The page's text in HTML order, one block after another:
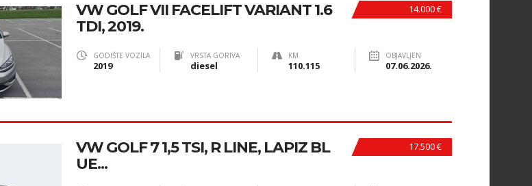
14.000 €
VW GOLF VII FACELIFT VARIANT 1.6
TDI, 2019.
GODIŠTE VOZILA
2019
VRSTA GORIVA
diesel
KM
110.115
OBJAVLJEN
07.06.2026.
17.500 €
VW GOLF 7 1,5 TSI, R LINE, LAPIZ BL
UE...